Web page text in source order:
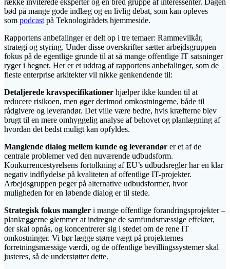
række inviterede eksperter og en bred gruppe af interessenter. Dagen
bød på mange gode indlæg og en livlig debat, som kan opleves
som podcastpå Teknologirådets hjemmeside.
Rapportens anbefalinger er delt op i tre temaer: Rammevilkår,
strategi og styring. Under disse overskrifter sætter arbejdsgruppen
fokus på de egentlige grunde til at så mange offentlige IT satsninger
ryger i hegnet. Her er et uddrag af rapportens anbefalinger, som de
fleste enterprise arkitekter vil nikke genkendende til:
Detaljerede kravspecifikationer hjælper ikke kunden til at
reducere risikoen, men øger derimod omkostningerne, både til
rådgivere og leverandør. Det ville være bedre, hvis kræfterne blev
brugt til en mere omhyggelig analyse af behovet og planlægning af
hvordan det bedst muligt kan opfyldes.
Manglende dialog mellem kunde og leverandør er et af de
centrale problemer ved den nuværende udbudsform.
Konkurrencestyrelsens fortolkning af EU’s udbudsregler har en klar
negativ indflydelse på kvaliteten af offentlige IT-projekter.
Arbejdsgruppen peger på alternative udbudsformer, hvor
muligheden for en løbende dialog er til stede.
Strategisk fokus mangler i mange offentlige forandringsprojekter –
planlæggerne glemmer at indregne de samfundsmæssige effekter,
der skal opnås, og koncentrerer sig i stedet om de rene IT
omkostninger. Vi bør lægge større vægt på projekternes
forretningsmæssige værdi, og de offentlige bevillingssystemer skal
justeres, så de understøtter dette.